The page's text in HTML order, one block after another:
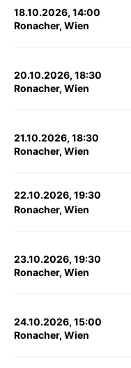
18.10.2026, 14:00
Ronacher, Wien
20.10.2026, 18:30
Ronacher, Wien
21.10.2026, 18:30
Ronacher, Wien
22.10.2026, 19:30
Ronacher, Wien
23.10.2026, 19:30
Ronacher, Wien
24.10.2026, 15:00
Ronacher, Wien